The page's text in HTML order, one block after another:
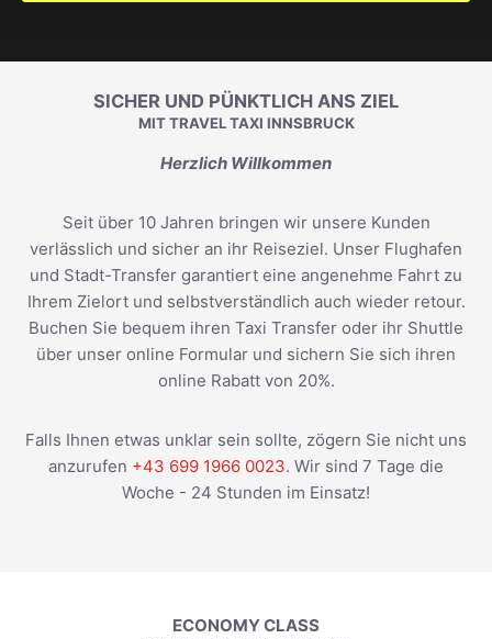
SICHER UND PÜNKTLICH ANS ZIEL
MIT TRAVEL TAXI INNSBRUCK
Herzlich Willkommen
Seit über 10 Jahren bringen wir unsere Kunden
verlässlich und sicher an ihr Reiseziel. Unser Flughafen
und Stadt-Transfer garantiert eine angenehme Fahrt zu
Ihrem Zielort und selbstverständlich auch wieder retour.
Buchen Sie bequem ihren Taxi Transfer oder ihr Shuttle
über unser online Formular und sichern Sie sich ihren
online Rabatt von 20%.
Falls Ihnen etwas unklar sein sollte, zögern Sie nicht uns
anzurufen +43 699 1966 0023. Wir sind 7 Tage die
Woche - 24 Stunden im Einsatz!
ECONOMY CLASS